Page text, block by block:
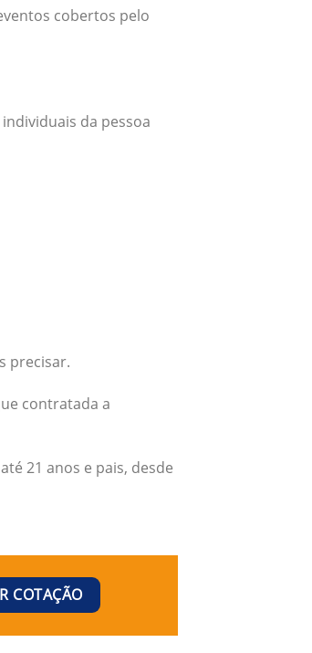
cobertos pelo
da pessoa
precisar.
contratada a
21 anos e pais, desde
COTAÇÃO